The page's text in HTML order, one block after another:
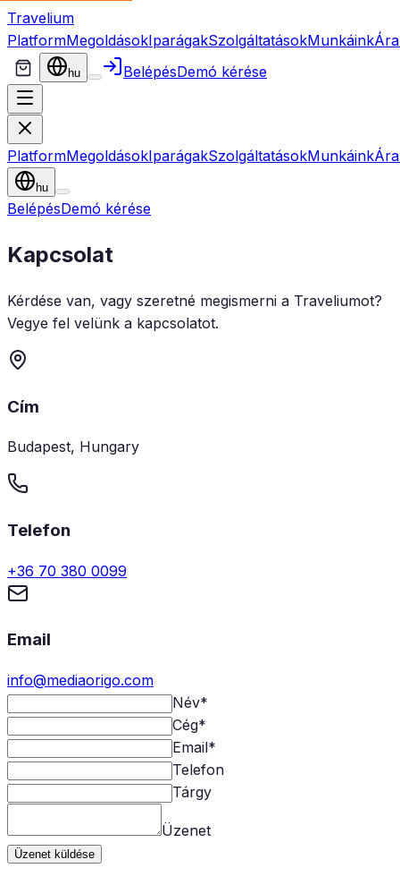
Travelium
PlatformMegoldásokIparágakSzolgáltatásokMunkáink
hu BelépésDemó kérése
PlatformMegoldásokIparágakSzolgáltatásokMunkáink
hu
BelépésDemó kérése
Kapcsolat
Kérdése van, vagy szeretné megismerni a Traveliumot?
Vegye fel velünk a kapcsolatot.
Cím
Budapest, Hungary
Telefon
+36 70 380 0099
Email
info@mediaorigo.com
Név*
Cég*
Email*
Telefon
Tárgy
Üzenet
Üzenet küldése